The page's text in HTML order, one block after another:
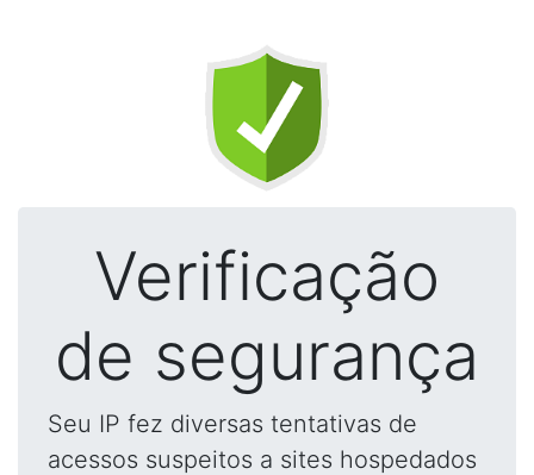
Verificação
de segurança
Seu IP fez diversas tentativas de
acessos suspeitos a sites hospedados